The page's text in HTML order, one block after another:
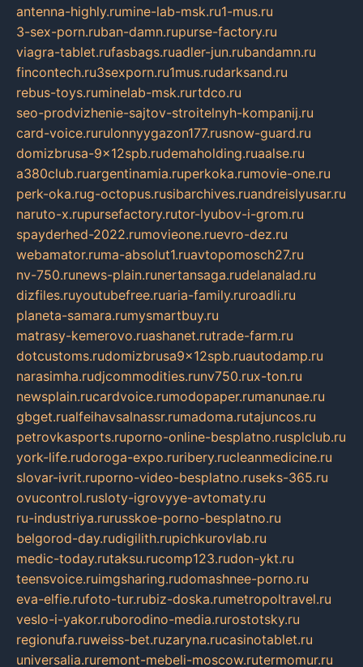
antenna-highly.rumine-lab-msk.ru1-mus.ru
3-sex-porn.ruban-damn.rupurse-factory.ru
viagra-tablet.rufasbags.ruadler-jun.rubandamn.ru
fincontech.ru3sexporn.ru1mus.rudarksand.ru
rebus-toys.ruminelab-msk.rurtdco.ru
seo-prodvizhenie-sajtov-stroitelnyh-kompanij.ru
card-voice.rurulonnyygazon177.rusnow-guard.ru
domizbrusa-9x12spb.rudemaholding.ruaalse.ru
a380club.ruargentinamia.ruperkoka.rumovie-one.ru
perk-oka.rug-octopus.rusibarchives.ruandreislyusar.ru
naruto-x.rupursefactory.rutor-lyubov-i-grom.ru
spayderhed-2022.rumovieone.ruevro-dez.ru
webamator.ruma-absolut1.ruavtopomosch27.ru
nv-750.runews-plain.runertansaga.rudelanalad.ru
dizfiles.ruyoutubefree.ruaria-family.ruroadli.ru
planeta-samara.rumysmartbuy.ru
matrasy-kemerovo.ruashanet.rutrade-farm.ru
dotcustoms.rudomizbrusa9x12spb.ruautodamp.ru
narasimha.rudjcommodities.runv750.rux-ton.ru
newsplain.rucardvoice.rumodopaper.rumanunae.ru
gbget.rualfeihavsalnassr.rumadoma.rutajuncos.ru
petrovkasports.ruporno-online-besplatno.rusplclub.ru
york-life.rudoroga-expo.ruribery.rucleanmedicine.ru
slovar-ivrit.ruporno-video-besplatno.ruseks-365.ru
ovucontrol.rusloty-igrovyye-avtomaty.ru
ru-industriya.rurusskoe-porno-besplatno.ru
belgorod-day.rudigilith.rupichkurovlab.ru
medic-today.rutaksu.rucomp123.rudon-ykt.ru
teensvoice.ruimgsharing.rudomashnee-porno.ru
eva-elfie.rufoto-tur.rubiz-doska.rumetropoltravel.ru
veslo-i-yakor.ruborodino-media.rurostotsky.ru
regionufa.ruweiss-bet.ruzaryna.rucasinotablet.ru
universalia.ruremont-mebeli-moscow.rutermomur.ru